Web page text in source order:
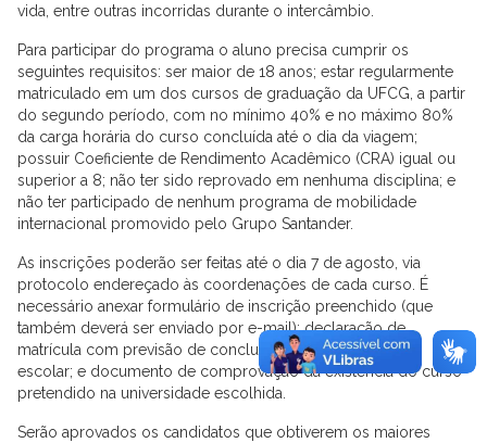
vida, entre outras incorridas durante o intercâmbio.
Para participar do programa o aluno precisa cumprir os
seguintes requisitos: ser maior de 18 anos; estar regularmente
matriculado em um dos cursos de graduação da UFCG, a partir
do segundo período, com no mínimo 40% e no máximo 80%
da carga horária do curso concluída até o dia da viagem;
possuir Coeficiente de Rendimento Acadêmico (CRA) igual ou
superior a 8; não ter sido reprovado em nenhuma disciplina; e
não ter participado de nenhum programa de mobilidade
internacional promovido pelo Grupo Santander.
As inscrições poderão ser feitas até o dia 7 de agosto, via
protocolo endereçado às coordenações de cada curso. É
necessário anexar formulário de inscrição preenchido (que
também deverá ser enviado por e-mail); declaração de
matrícula com previsão de conclusão do curso; histórico
escolar; e documento de comprovação da existência do curso
pretendido na universidade escolhida.
Serão aprovados os candidatos que obtiverem os maiores